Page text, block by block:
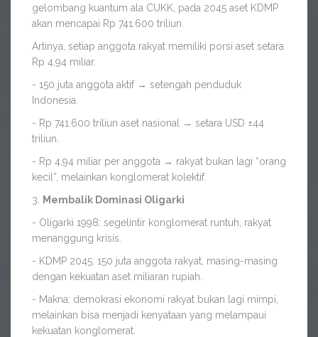
gelombang kuantum ala CUKK, pada 2045 aset KDMP
akan mencapai Rp 741.600 triliun.
Artinya, setiap anggota rakyat memiliki porsi aset setara
Rp 4,94 miliar.
- 150 juta anggota aktif → setengah penduduk
Indonesia.
- Rp 741.600 triliun aset nasional → setara USD ±44
triliun.
- Rp 4,94 miliar per anggota → rakyat bukan lagi “orang
kecil”, melainkan konglomerat kolektif.
3.
Membalik Dominasi Oligarki
- Oligarki 1998: segelintir konglomerat runtuh, rakyat
menanggung krisis.
- KDMP 2045: 150 juta anggota rakyat, masing-masing
dengan kekuatan aset miliaran rupiah.
- Makna: demokrasi ekonomi rakyat bukan lagi mimpi,
melainkan bisa menjadi kenyataan yang melampaui
kekuatan konglomerat.